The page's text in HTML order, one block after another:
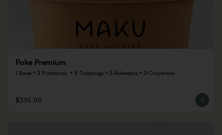
Poke Premium
1 Base + 3 Proteinas  + 5 Toppings + 3 Aderezos + 3 Crujientes
$335.00